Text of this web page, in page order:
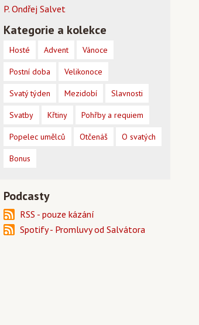
P. Ondřej Salvet
Kategorie a kolekce
Hosté Advent Vánoce
Postní doba Velikonoce
Svatý týden Mezidobí Slavnosti
Svatby Křtiny Pohřby a requiem
Popelec umělců Otčenáš O svatých
Bonus
Podcasty
RSS - pouze kázání
Spotify - Promluvy od Salvátora